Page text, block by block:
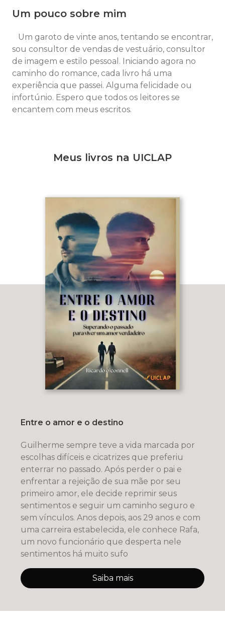
Um pouco sobre mim
Um garoto de vinte anos, tentando se encontrar,
sou consultor de vendas de vestuário, consultor
de imagem e estilo pessoal. Iniciando agora no
caminho do romance, cada livro há uma
experiência que passei. Alguma felicidade ou
infortúnio. Espero que todos os leitores se
encantem com meus escritos.
Meus livros na UICLAP
Entre o amor e o destino
Guilherme sempre teve a vida marcada por
escolhas difíceis e cicatrizes que preferiu
enterrar no passado. Após perder o pai e
enfrentar a rejeição de sua mãe por seu
primeiro amor, ele decide reprimir seus
sentimentos e seguir um caminho seguro e
sem vínculos. Anos depois, aos 29 anos e com
uma carreira estabelecida, ele conhece Rafa,
um novo funcionário que desperta nele
sentimentos há muito sufo
Saiba mais